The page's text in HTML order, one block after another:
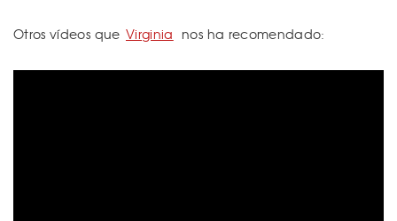
Otros vídeos que Virginia nos ha recomendado: